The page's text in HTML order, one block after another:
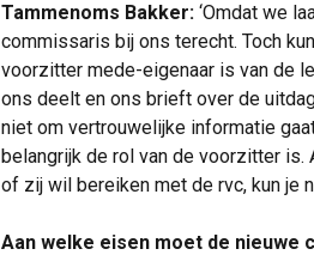
Tammenoms Bakker: ‘Omdat we
commissaris bij ons terecht. Toch
voorzitter mede-eigenaar is van de
ons deelt en ons brieft over de
niet om vertrouwelijke informatie
belangrijk de rol van de voorzitter is.
of zij wil bereiken met de rvc, kun je
Aan welke eisen moet de nieuwe